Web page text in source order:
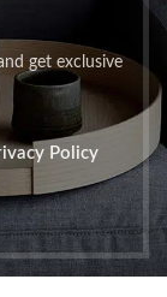
get exclusive
Policy